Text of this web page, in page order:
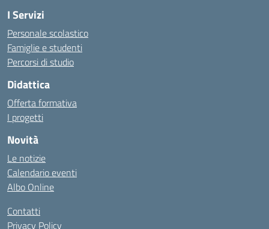
I Servizi
Personale scolastico
Famiglie e studenti
Percorsi di studio
Didattica
Offerta formativa
I progetti
Novità
Le notizie
Calendario eventi
Albo Online
Contatti
Privacy Policy